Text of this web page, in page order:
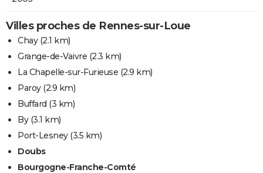
Villes proches de Rennes-sur-Loue
Chay(2.1 km)
Grange-de-Vaivre (2.3 km)
La Chapelle-sur-Furieuse (2.9 km)
Paroy(2.9 km)
Buffard (3 km)
By(3.1 km)
Port-Lesney(3.5 km)
Doubs
Bourgogne-Franche-Comté